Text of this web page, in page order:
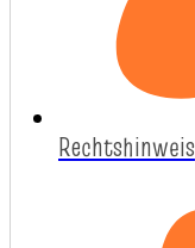
Rechtshinweis